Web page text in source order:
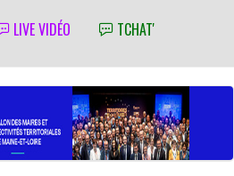
LIVE VIDÉO TCHAT'